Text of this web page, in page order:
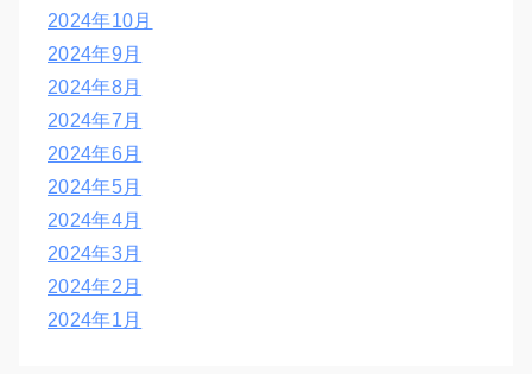
2024年10月
2024年9月
2024年8月
2024年7月
2024年6月
2024年5月
2024年4月
2024年3月
2024年2月
2024年1月